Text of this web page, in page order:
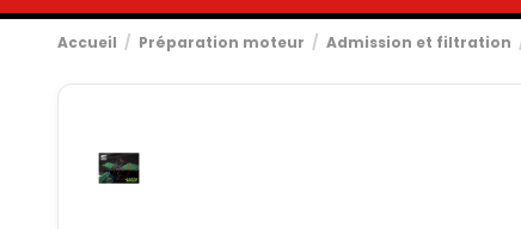
Accueil Préparation moteur Admission et filtration